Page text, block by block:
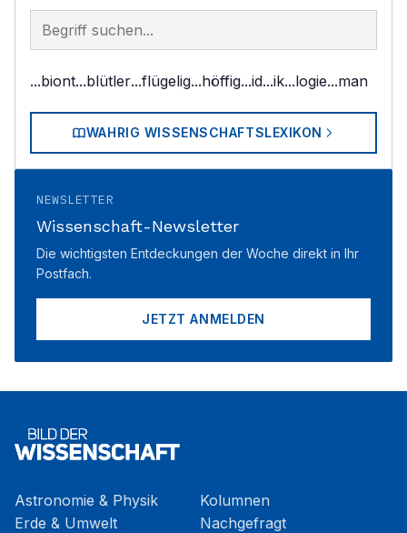
Begriff im Lexikon suchen
...biont...blütler...flügelig...höffig...id...ik...logie...man
WAHRIG WISSENSCHAFTSLEXIKON
NEWSLETTER
Wissenschaft-Newsletter
Die wichtigsten Entdeckungen der Woche direkt in Ihr
Postfach.
JETZT ANMELDEN
Astronomie & Physik
Erde & Umwelt
Kolumnen
Nachgefragt